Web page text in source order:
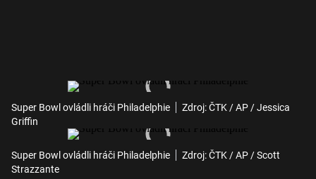
Super Bowl ovládli hráči Philadelphie
Zdroj: ČTK / AP / Jessica
Griffin
Super Bowl ovládli hráči Philadelphie
Zdroj: ČTK / AP / Scott
Strazzante